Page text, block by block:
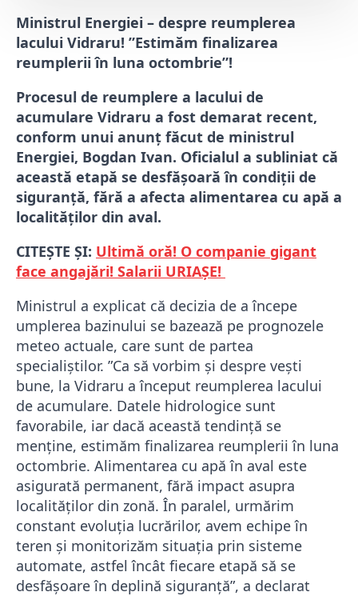
Ministrul Energiei – despre reumplerea
lacului Vidraru! ”Estimăm finalizarea
reumplerii în luna octombrie”!
Procesul de reumplere a lacului de
acumulare Vidraru a fost demarat recent,
conform unui anunț făcut de ministrul
Energiei, Bogdan Ivan. Oficialul a subliniat că
această etapă se desfășoară în condiții de
siguranță, fără a afecta alimentarea cu apă a
localităților din aval.
CITEȘTE ȘI: Ultimă oră! O companie gigant
face angajări! Salarii URIAȘE!
Ministrul a explicat că decizia de a începe
umplerea bazinului se bazează pe prognozele
meteo actuale, care sunt de partea
specialiștilor. ”Ca să vorbim şi despre veşti
bune, la Vidraru a început reumplerea lacului
de acumulare. Datele hidrologice sunt
favorabile, iar dacă această tendinţă se
menţine, estimăm finalizarea reumplerii în luna
octombrie. Alimentarea cu apă în aval este
asigurată permanent, fără impact asupra
localităţilor din zonă. În paralel, urmărim
constant evoluţia lucrărilor, avem echipe în
teren şi monitorizăm situaţia prin sisteme
automate, astfel încât fiecare etapă să se
desfăşoare în deplină siguranţă”, a declarat